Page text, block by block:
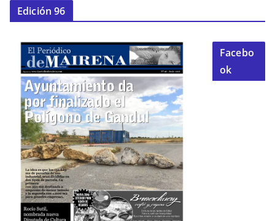
Edición 96
Facebo
ok